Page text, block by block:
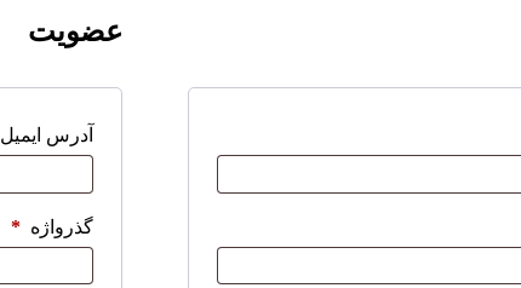
عضویت
آدرس ایمیل
گذرواژه *